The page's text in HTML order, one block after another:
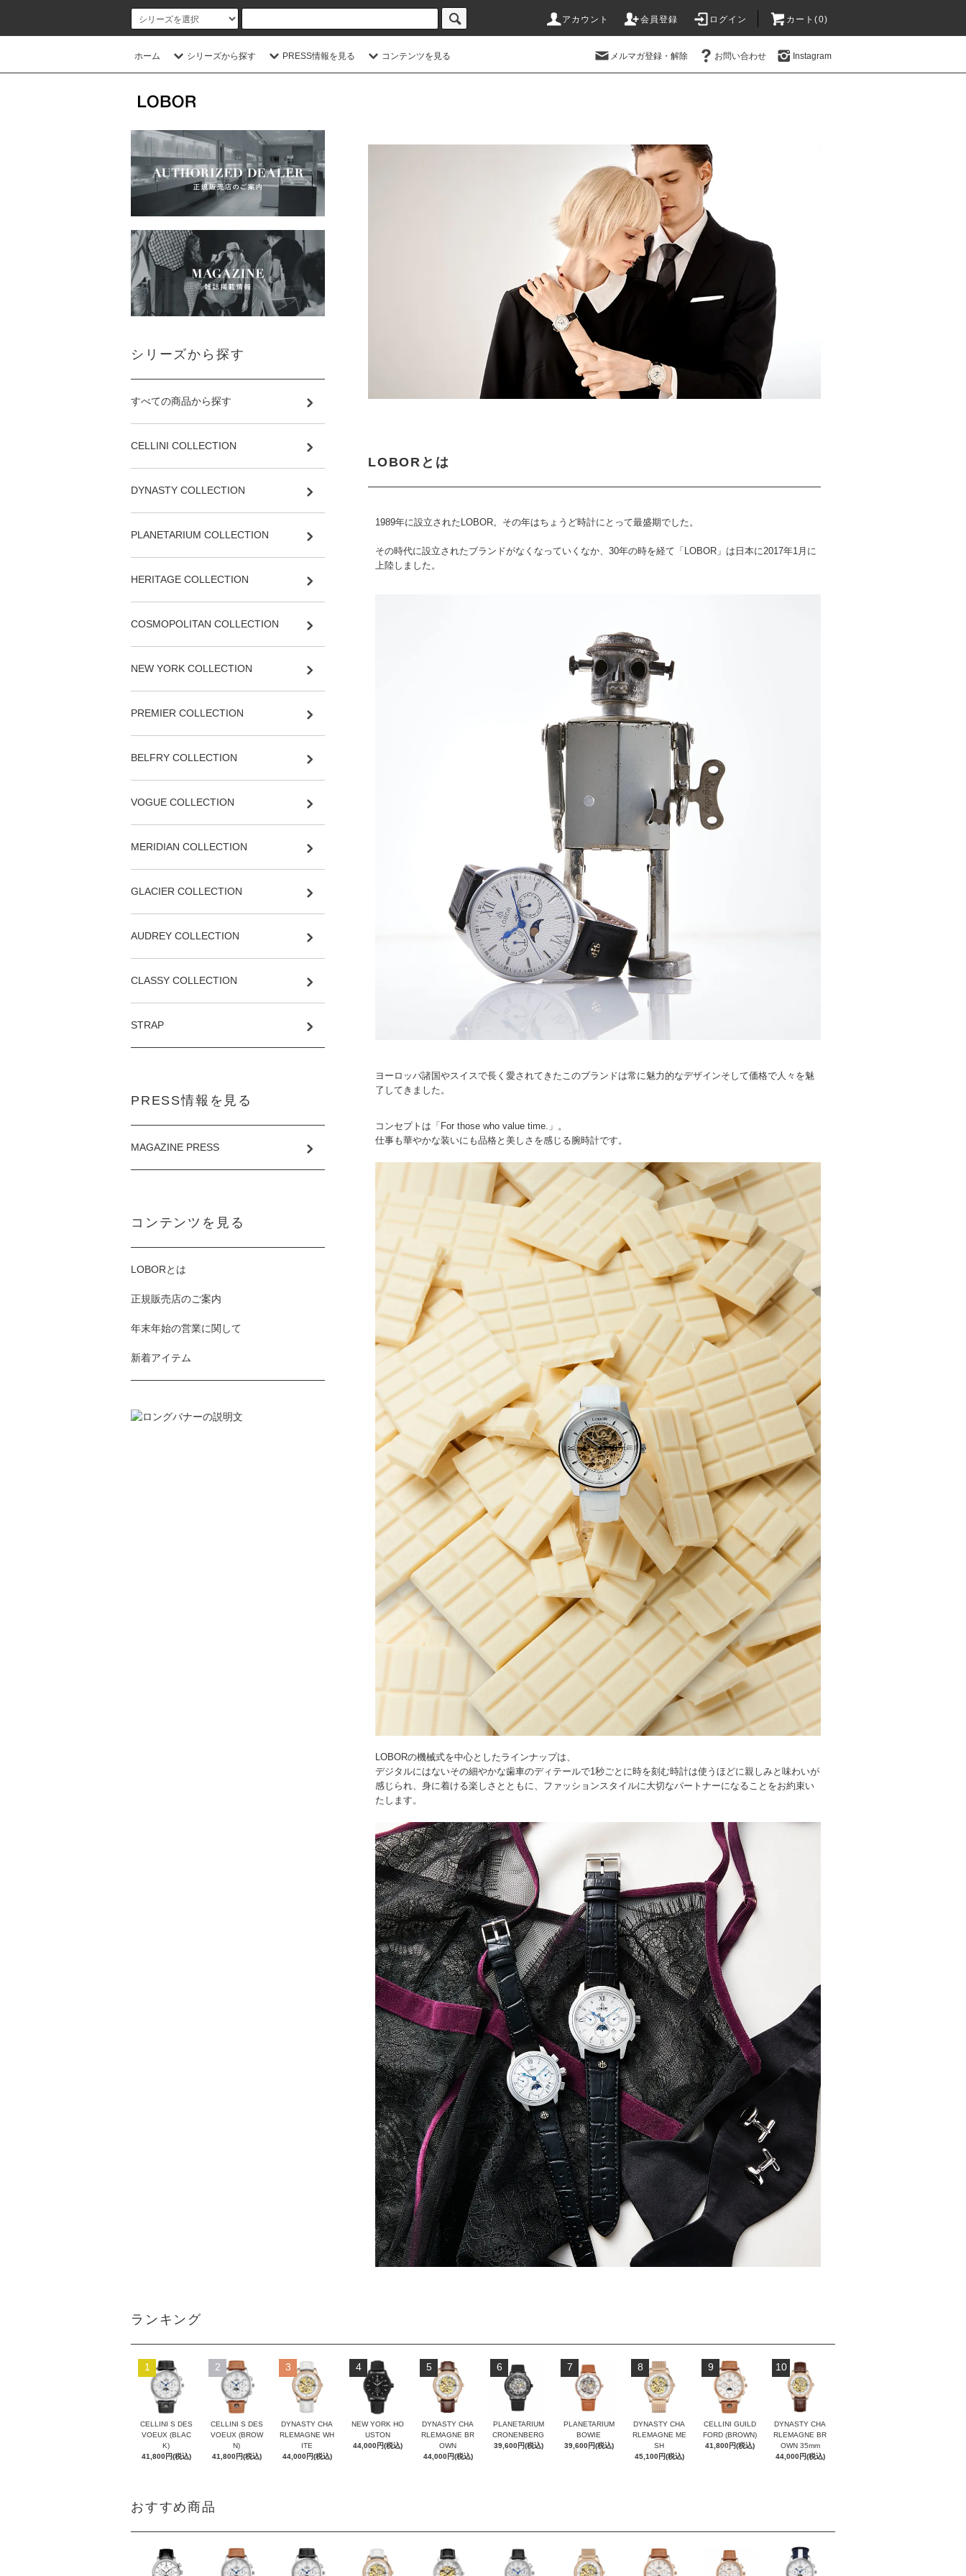
アカウント 会員登録 ログイン カート(0)
ホーム シリーズから探す PRESS情報を見る コンテンツを見る メルマガ登録・解除 お問い合わせ Instagram
LOBORとは
1989年に設立されたLOBOR。その年はちょうど時計にとって最盛期でした。
その時代に設立されたブランドがなくなっていくなか、30年の時を経て「LOBOR」は日本に2017年1月に
上陸しました。
ヨーロッパ諸国やスイスで長く愛されてきたこのブランドは常に魅力的なデザインそして価格で人々を魅
了してきました。
コンセプトは「For those who value time.」。
仕事も華やかな装いにも品格と美しさを感じる腕時計です。
LOBORの機械式を中心としたラインナップは、
デジタルにはないその細やかな歯車のディテールで1秒ごとに時を刻む時計は使うほどに親しみと味わいが
感じられ、身に着ける楽しさとともに、ファッションスタイルに大切なパートナーになることをお約束い
たします。
シリーズから探す
すべての商品から探す
CELLINI COLLECTION
DYNASTY COLLECTION
PLANETARIUM COLLECTION
HERITAGE COLLECTION
COSMOPOLITAN COLLECTION
NEW YORK COLLECTION
PREMIER COLLECTION
BELFRY COLLECTION
VOGUE COLLECTION
MERIDIAN COLLECTION
GLACIER COLLECTION
AUDREY COLLECTION
CLASSY COLLECTION
STRAP
PRESS情報を見る
MAGAZINE PRESS
コンテンツを見る
LOBORとは
正規販売店のご案内
年末年始の営業に関して
新着アイテム
ランキング
1
CELLINI S DES
VOEUX (BLAC
K)
41,800円(税込)
2
CELLINI S DES
VOEUX (BROW
N)
41,800円(税込)
3
DYNASTY CHA
RLEMAGNE WH
ITE
44,000円(税込)
4
NEW YORK HO
USTON
44,000円(税込)
5
DYNASTY CHA
RLEMAGNE BR
OWN
44,000円(税込)
6
PLANETARIUM
CRONENBERG
39,600円(税込)
7
PLANETARIUM
BOWIE
39,600円(税込)
8
DYNASTY CHA
RLEMAGNE ME
SH
45,100円(税込)
9
CELLINI GUILD
FORD (BROWN)
41,800円(税込)
10
DYNASTY CHA
RLEMAGNE BR
OWN 35mm
44,000円(税込)
おすすめ商品